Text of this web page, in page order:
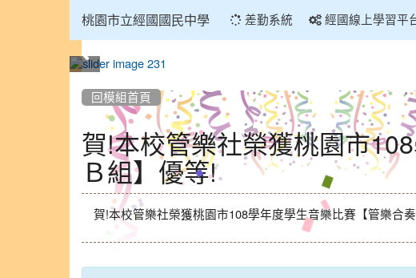
桃園市立經國國民中學 差勤系統 經國線上學習平
回模組首頁
賀!本校管樂社榮獲桃園市
Ｂ組】優等!
賀!本校管樂社榮獲桃園市108學年度學生音樂比賽【管樂合